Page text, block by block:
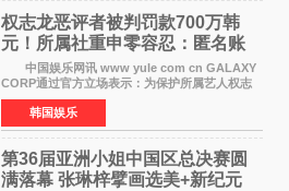
权志龙恶评者被判罚款700万韩
元！所属社重申零容忍：匿名账
号也难逃刑责
中国娱乐网讯 www yule com cn GALAXY
CORP通过官方立场表示：为保护所属艺人权志
龙的名誉和权益，将持续对网络上发生的名誉损
害、散布虚假事实、侮辱、恶意诽谤等行为采取
法律应对措施。
韩国娱乐
第36届亚洲小姐中国区总决赛圆
满落幕 张琳梓擘画选美+新纪元